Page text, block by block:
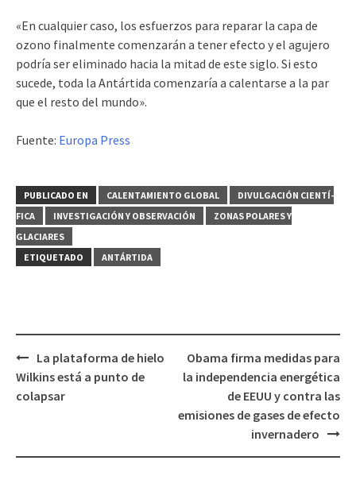
«En cualquier caso, los esfuerzos para reparar la capa de
ozono finalmente comenzarán a tener efecto y el agujero
podría ser eliminado hacia la mitad de este siglo. Si esto
sucede, toda la Antártida comenzaría a calentarse a la par
que el resto del mundo».
Fuente: Europa Press
PUBLICADO EN CALENTAMIENTO GLOBAL
DIVULGACIÓN CIENTÍ­
FICA
INVESTIGACIÓN Y OBSERVACIÓN
ZONAS POLARES Y
GLACIARES
ETIQUETADO
ANTÁRTIDA
Navegación
de
entradas
La plataforma de hielo
Wilkins está a punto de
colapsar
Obama firma medidas para
la independencia energética
de EEUU y contra las
emisiones de gases de efecto
invernadero